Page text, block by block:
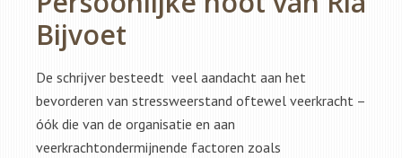
Bijvoet
De schrijver besteedt veel aandacht aan het
bevorderen van stressweerstand oftewel veerkracht –
óók die van de organisatie en aan
veerkrachtondermijnende factoren zoals